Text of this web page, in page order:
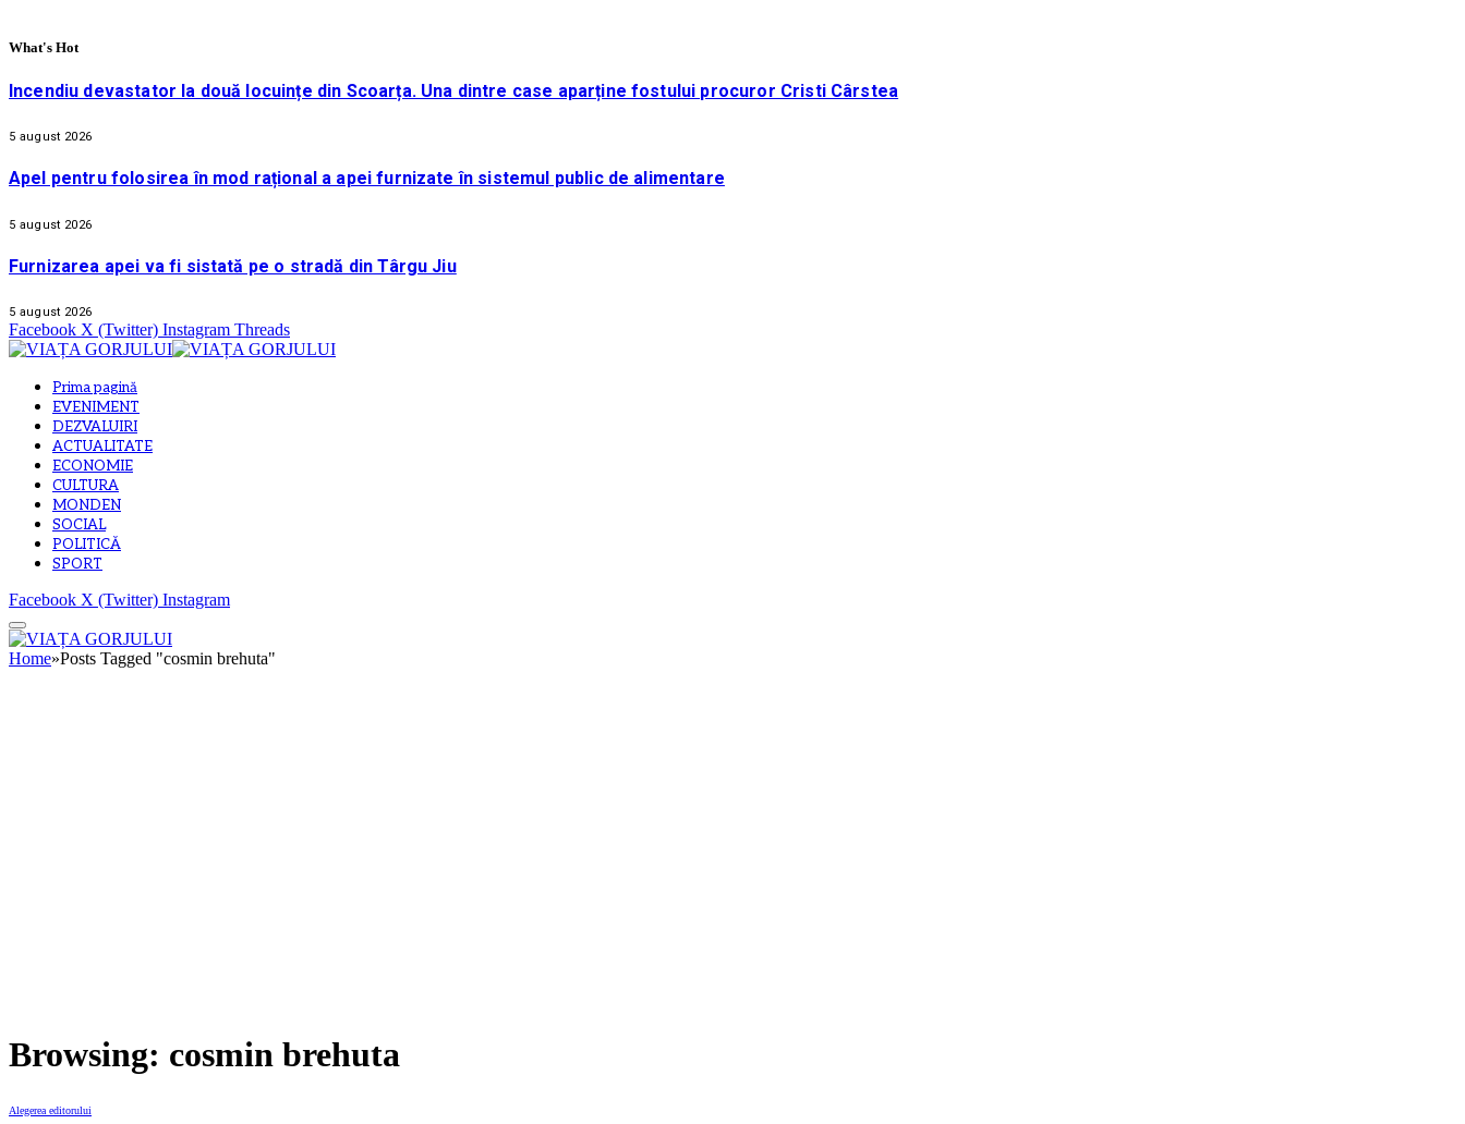
What's Hot
Incendiu devastator la două locuințe din Scoarța. Una dintre case aparține fostului procuror Cristi Cârstea
5 august 2026
Apel pentru folosirea în mod rațional a apei furnizate în sistemul public de alimentare
5 august 2026
Furnizarea apei va fi sistată pe o stradă din Târgu Jiu
5 august 2026
Facebook X (Twitter) Instagram Threads
Prima pagină
EVENIMENT
DEZVALUIRI
ACTUALITATE
ECONOMIE
CULTURA
MONDEN
SOCIAL
POLITICĂ
SPORT
Facebook X (Twitter) Instagram
Home»Posts Tagged "cosmin brehuta"
Browsing: cosmin brehuta
Alegerea editorului